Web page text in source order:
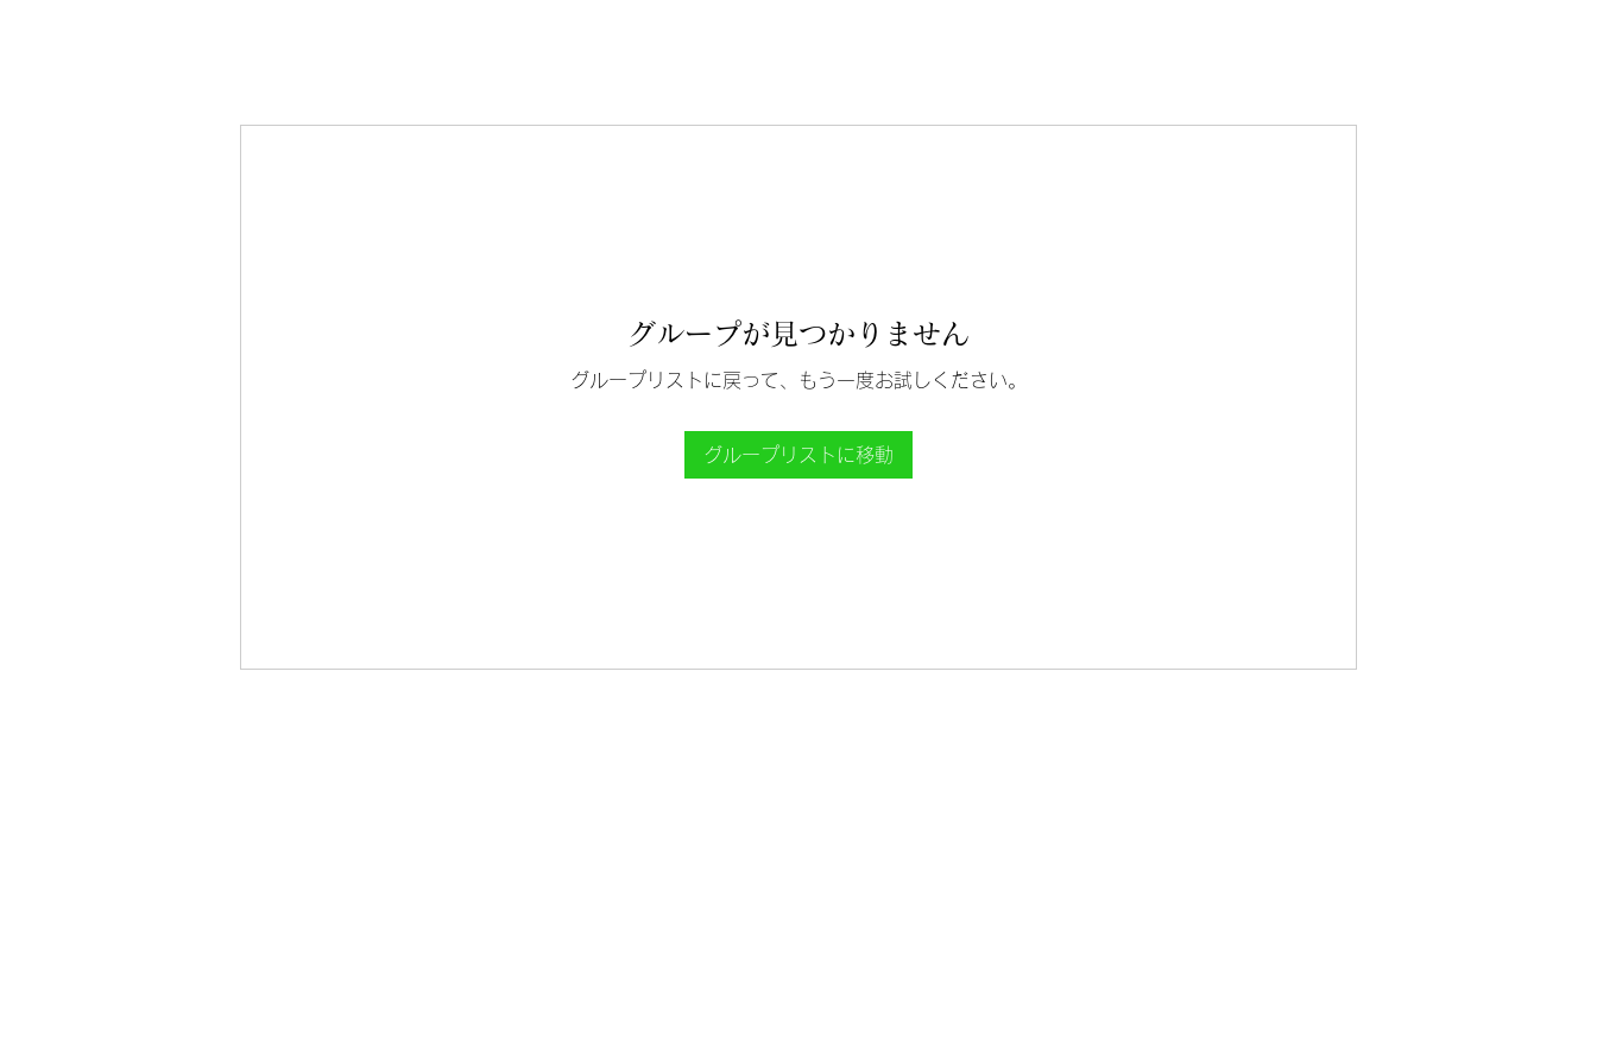
グループが見つかりません
グループリストに戻って、もう一度お試しください。
グループリストに移動